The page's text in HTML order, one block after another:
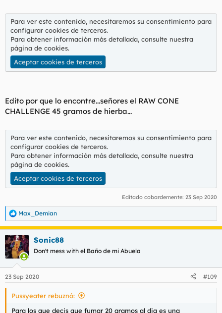
Para ver este contenido, necesitaremos su consentimiento para
configurar cookies de terceros.
Para obtener información más detallada, consulte nuestra
página de cookies.
Aceptar cookies de terceros
Edito por que lo encontre...señores el RAW CONE
CHALLENGE 45 gramos de hierba...
Para ver este contenido, necesitaremos su consentimiento para
configurar cookies de terceros.
Para obtener información más detallada, consulte nuestra
página de cookies.
Aceptar cookies de terceros
Editado cobardemente: 23 Sep 2020
R
e
c
c
i
e
s
Max_Demian
Sonic88
Don't mess with el Baño de mi Abuela
23 Sep 2020 #109
Pussyeater rebuznó:
Para los que decis que fumar 20 gramos al dia es una